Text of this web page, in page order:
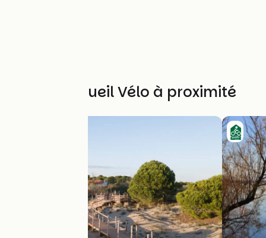
Autres Accueil Vélo à proximité